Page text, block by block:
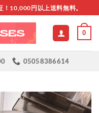
10,000円以上送料無料。
0
05058386614